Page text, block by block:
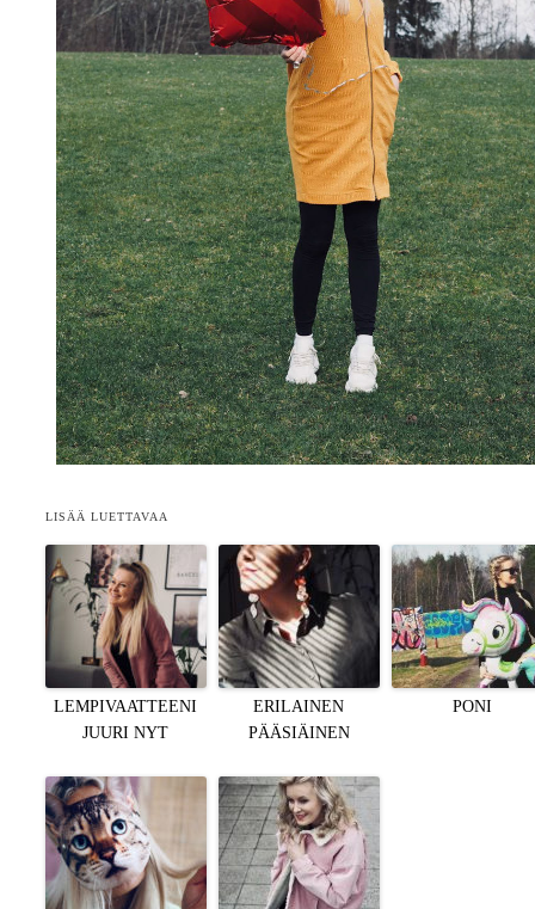
LISÄÄ LUETTAVAA
LEMPIVAATTEENI
JUURI NYT
ERILAINEN
PÄÄSIÄINEN
PONI